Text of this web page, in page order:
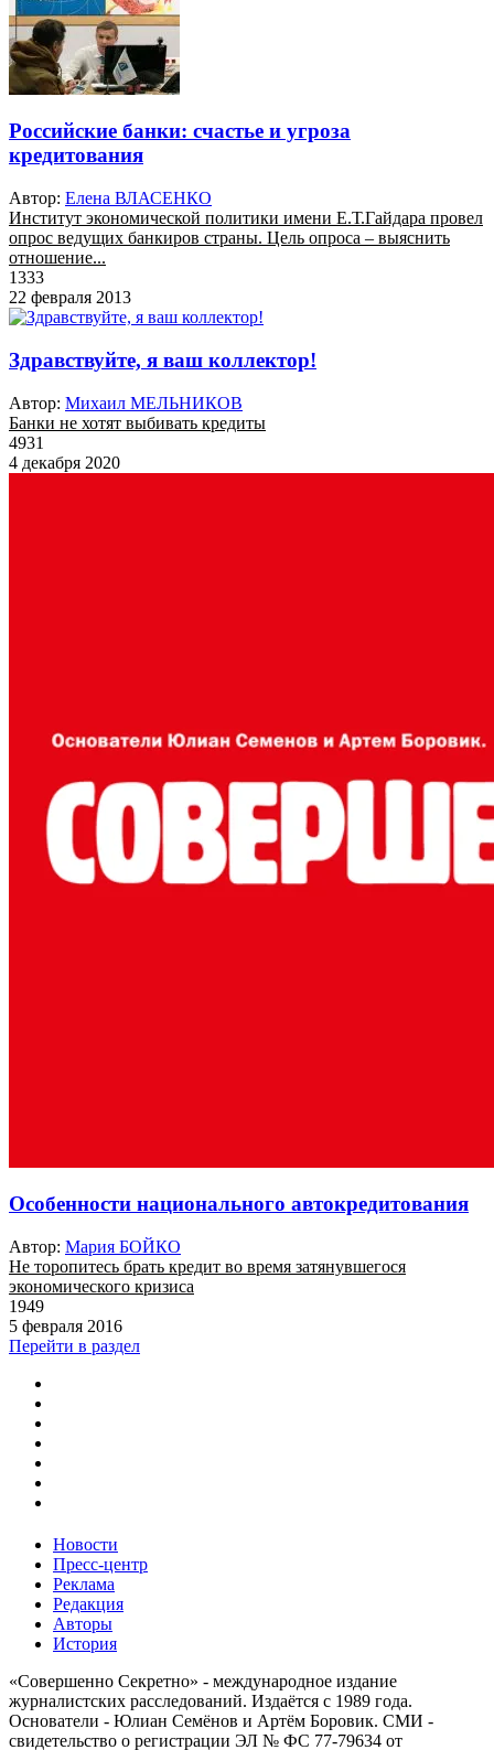
Российские банки: счастье и угроза
кредитования
Автор: Елена ВЛАСЕНКО
Институт экономической политики имени Е.Т.Гайдара провел
опрос ведущих банкиров страны. Цель опроса – выяснить
отношение...
1333
22 февраля 2013
Здравствуйте, я ваш коллектор!
Автор: Михаил МЕЛЬНИКОВ
Банки не хотят выбивать кредиты
4931
4 декабря 2020
Особенности национального автокредитования
Автор: Мария БОЙКО
Не торопитесь брать кредит во время затянувшегося
экономического кризиса
1949
5 февраля 2016
Перейти в раздел
Новости
Пресс-центр
Реклама
Редакция
Авторы
История
«Совершенно Секретно» - международное издание
журналистских расследований. Издаётся с 1989 года.
Основатели - Юлиан Семёнов и Артём Боровик. CМИ -
свидетельство о регистрации ЭЛ № ФС 77-79634 от